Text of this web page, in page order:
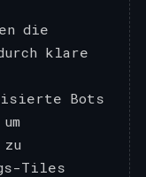
die
klare
Bots
Tiles